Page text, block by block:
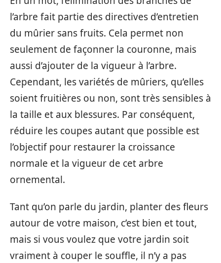
l’arbre fait partie des directives d’entretien
du mûrier sans fruits. Cela permet non
seulement de façonner la couronne, mais
aussi d’ajouter de la vigueur à l’arbre.
Cependant, les variétés de mûriers, qu’elles
soient fruitières ou non, sont très sensibles à
la taille et aux blessures. Par conséquent,
réduire les coupes autant que possible est
l’objectif pour restaurer la croissance
normale et la vigueur de cet arbre
ornemental.
Tant qu’on parle du jardin, planter des fleurs
autour de votre maison, c’est bien et tout,
mais si vous voulez que votre jardin soit
vraiment à couper le souffle, il n’y a pas